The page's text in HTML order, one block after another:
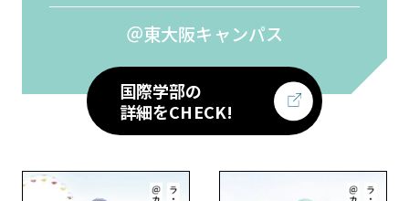
＠東大阪キャンパス
国際学部の
詳細をCHECK!